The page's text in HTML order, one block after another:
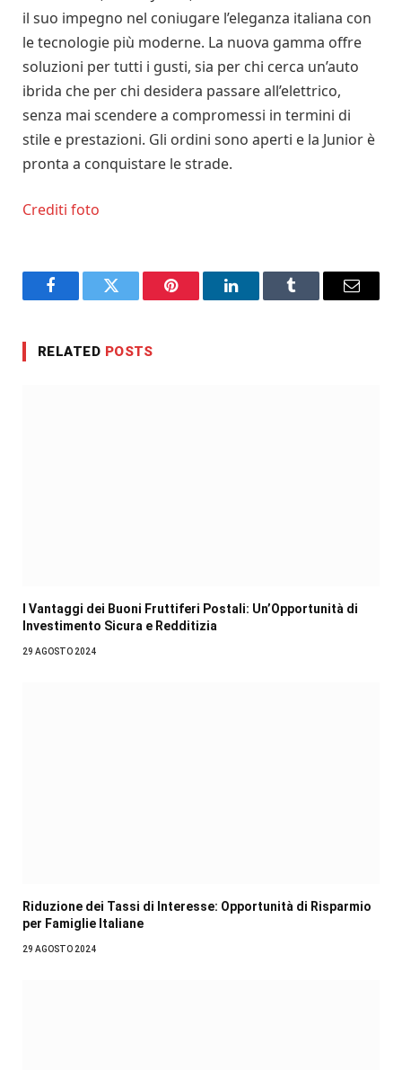
il suo impegno nel coniugare l’eleganza italiana con
le tecnologie più moderne. La nuova gamma offre
soluzioni per tutti i gusti, sia per chi cerca un’auto
ibrida che per chi desidera passare all’elettrico,
senza mai scendere a compromessi in termini di
stile e prestazioni. Gli ordini sono aperti e la Junior è
pronta a conquistare le strade.
Crediti foto
FacebookTwitter Pinterest LinkedInTumblr Email
RELATED POSTS
I Vantaggi dei Buoni Fruttiferi Postali: Un’Opportunità di
Investimento Sicura e Redditizia
29 AGOSTO 2024
Riduzione dei Tassi di Interesse: Opportunità di Risparmio
per Famiglie Italiane
29 AGOSTO 2024